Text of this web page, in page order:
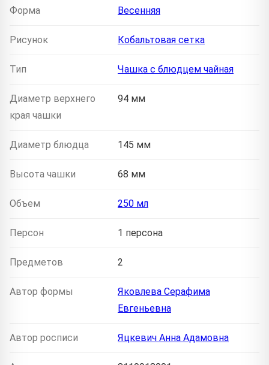
Форма Весенняя
Рисунок Кобальтовая сетка
Тип Чашка с блюдцем чайная
Диаметр верхнего
края чашки
94 мм
Диаметр блюдца 145 мм
Высота чашки 68 мм
Объем 250 мл
Персон 1 персона
Предметов 2
Автор формы
Яковлева Серафима
Евгеньевна
Автор росписи Яцкевич Анна Адамовна